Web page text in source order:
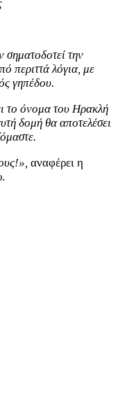
την
περιττά λόγια, με
γηπέδου.
το όνομα του Ηρακλή
δομή θα αποτελέσει
αναφέρει η